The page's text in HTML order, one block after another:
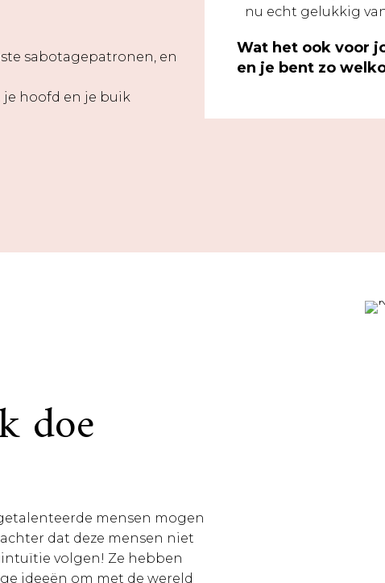
sabotagepatronen, en
hoofd en je buik
nu echt gelukkig
Wat het ook voor
en je bent zo
doe
mensen mogen
dat deze mensen niet
volgen! Ze hebben
ideeën om met de wereld